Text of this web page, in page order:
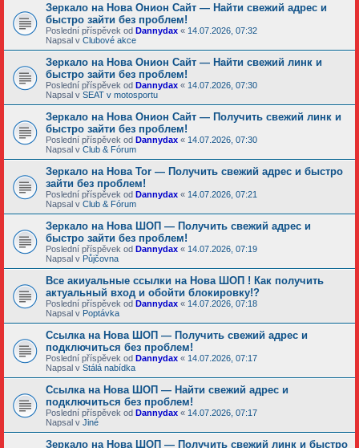
Зеркало на Нова Онион Сайт — Найти свежий адрес и
быстро зайти без проблем!
Poslední příspěvek od Dannydax « 14.07.2026, 07:32
Napsal v Clubové akce
Зеркало на Нова Онион Сайт — Найти свежий линк и
быстро зайти без проблем!
Poslední příspěvek od Dannydax « 14.07.2026, 07:30
Napsal v SEAT v motosportu
Зеркало на Нова Онион Сайт — Получить свежий линк и
быстро зайти без проблем!
Poslední příspěvek od Dannydax « 14.07.2026, 07:30
Napsal v Club & Fórum
Зеркало на Нова Tor — Получить свежий адрес и быстро
зайти без проблем!
Poslední příspěvek od Dannydax « 14.07.2026, 07:21
Napsal v Club & Fórum
Зеркало на Нова ШОП — Получить свежий адрес и
быстро зайти без проблем!
Poslední příspěvek od Dannydax « 14.07.2026, 07:19
Napsal v Půjčovna
Все акиуальные ссылки на Нова ШОП ! Как получить
актуальный вход и обойти блокировку!?
Poslední příspěvek od Dannydax « 14.07.2026, 07:18
Napsal v Poptávka
Ссылка на Нова ШОП — Получить свежий адрес и
подключиться без проблем!
Poslední příspěvek od Dannydax « 14.07.2026, 07:17
Napsal v Stálá nabídka
Ссылка на Нова ШОП — Найти свежий адрес и
подключиться без проблем!
Poslední příspěvek od Dannydax « 14.07.2026, 07:17
Napsal v Jiné
Зеркало на Нова ШОП — Получить свежий линк и быстро